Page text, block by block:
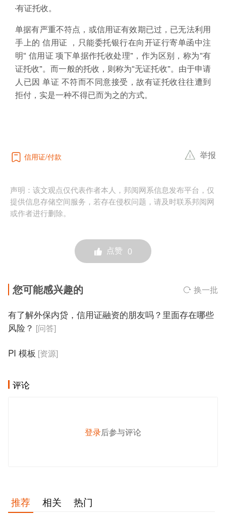
·有证托收。
单据有严重不符点，或信用证有效期已过，已无法利用
手上的 信用证 ，只能委托银行在向开证行寄单函中注
明“ 信用证 项下单据作托收处理”，作为区别，称为“有
证托收”。而一般的托收，则称为“无证托收”。由于申请
人已因 单证 不符而不同意接受，故有证托收往往遭到
拒付，实是一种不得已而为之的方式。
信用证 付款 举报
声明：该文观点仅代表作者本人，邦阅网系信息发布平台，仅
提供信息存储空间服务，若存在侵权问题，请及时联系邦阅网
或作者进行删除。
点赞 0
您可能感兴趣的 换一批
有了解外保内贷，信用证融资的朋友吗？里面存在哪些
风险？ [问答]
PI 模板 [资源]
评论
登录后参与评论
推荐 相关
热门